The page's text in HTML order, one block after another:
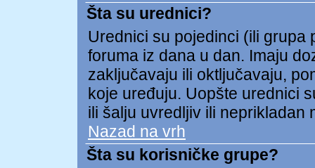
Šta su urednici?
Urednici su pojedinci (ili grupa
foruma iz dana u dan. Imaju
zaključavaju ili oktljučavaju,
koje uređuju. Uopšte urednici
ili šalju uvredljiv ili neprikladan
Nazad na vrh
Šta su korisničke grupe?